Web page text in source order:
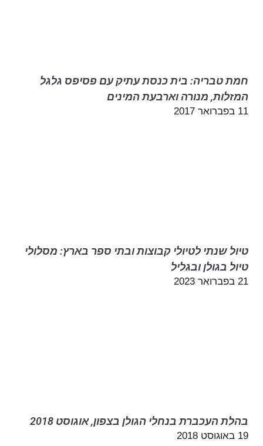
חמת טבריה: בית כנסת עתיק עם פסיפס גלגל
המזלות, מנורה וארבעת המינים
11 בפברואר 2017
טיול שנתי לטיולי קבוצות ובתי ספר בארץ: מסלולי
טיול בגולן ובגליל
21 בפברואר 2023
בהלת העכברת בנחלי הגולן בצפון, אוגוסט 2018
19 באוגוסט 2018